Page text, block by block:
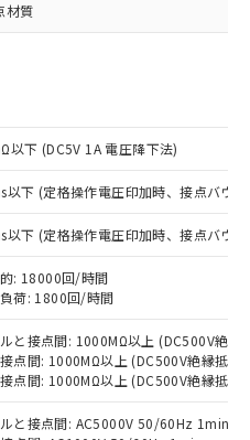
材質
以下 (DC5V 1A 電圧降下法)
以下 (定格操作電圧印加時、接点バウ
以下 (定格操作電圧印加時、接点バウ
: 18000回/時間
荷: 1800回/時間
と接点間: 1000MΩ以上 (DC500V絶縁
点間: 1000MΩ以上 (DC500V絶縁抵抗
点間: 1000MΩ以上 (DC500V絶縁抵抗
と接点間: AC5000V 50/60Hz 1min
だき、同意のうえ
社制御機器事業取扱
況および標準価格
ていただくもので
取扱商品の中には、
外となる商品もある
さい。
令（10物質）の非含
り替える予定のある
指令（10物質）の
、対応品を出す予
指令（10物質）の
中または確認中の
など無形物で、有
い商品です。
、非含有部品として
判明した場合などや
有率が中国RoHSの
を示します。
含有率が中国RoHSの
とを示します。
社製品のうち、外国